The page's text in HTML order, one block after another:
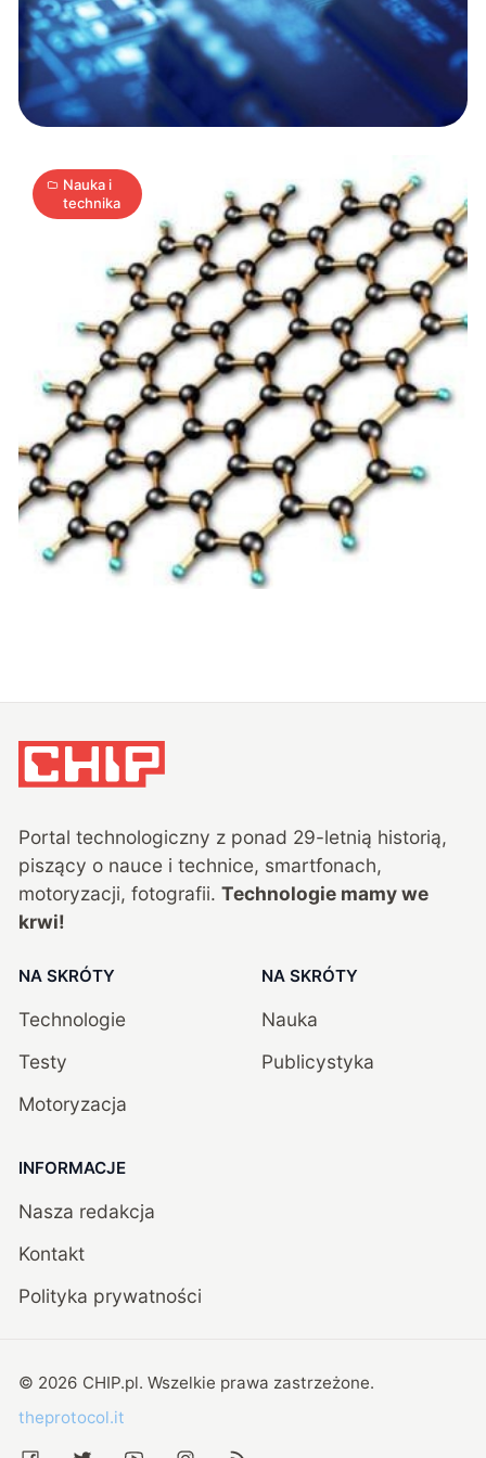
Nauka i
technika
heksagonowa
rewolucja
A 27.10.2010
Portal technologiczny z ponad 29-letnią historią,
piszący o nauce i technice, smartfonach,
motoryzacji, fotografii. Technologie mamy we
krwi!
NA SKRÓTY
Technologie
Testy
Motoryzacja
NA SKRÓTY
Nauka
Publicystyka
INFORMACJE
Nasza redakcja
Kontakt
Polityka prywatności
© 2026 CHIP.pl. Wszelkie prawa zastrzeżone.
theprotocol.it